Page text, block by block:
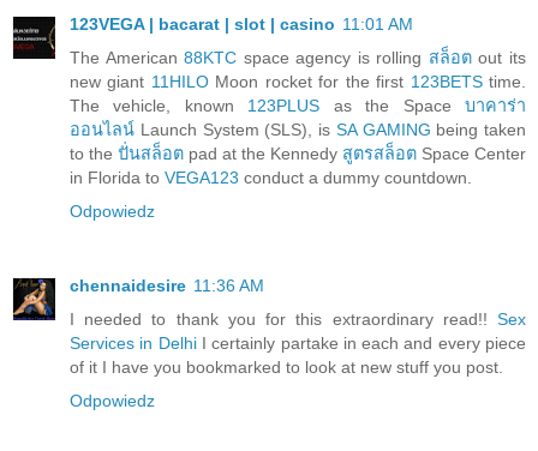
123VEGA | bacarat | slot | casino 11:01 AM
The American88KTC space agency is rolling สล็อตout its
new giant 11HILOMoon rocket for the first 123BETStime.
The vehicle, known 123PLUS as the Spaceบาคาร่า
ออนไลน์ Launch System (SLS), is SA GAMING being taken
to the ปั่นสล็อต pad at the Kennedy สูตรสล็อต Space Center
in Florida to VEGA123 conduct a dummy countdown.
Odpowiedz
chennaidesire 11:36 AM
I needed to thank you for this extraordinary read!! Sex
Services in DelhiI certainly partake in each and every piece
of it I have you bookmarked to look at new stuff you post.
Odpowiedz